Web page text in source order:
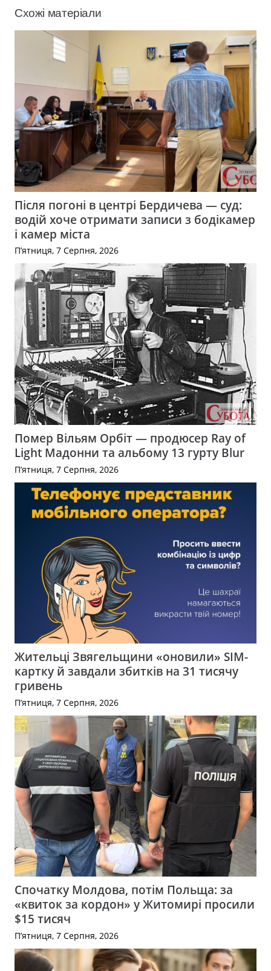
Схожі матеріали
Після погоні в центрі Бердичева — суд:
водій хоче отримати записи з бодікамер
і камер міста
П’ятниця, 7 Серпня, 2026
Помер Вільям Орбіт — продюсер Ray of
Light Мадонни та альбому 13 гурту Blur
П’ятниця, 7 Серпня, 2026
Жительці Звягельщини «оновили» SIM-
картку й завдали збитків на 31 тисячу
гривень
П’ятниця, 7 Серпня, 2026
Спочатку Молдова, потім Польща: за
«квиток за кордон» у Житомирі просили
$15 тисяч
П’ятниця, 7 Серпня, 2026